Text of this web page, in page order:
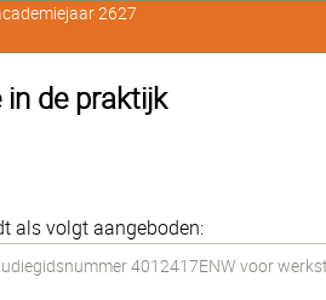
in de praktijk
als volgt aangeboden:
4012417ENW voor
2627